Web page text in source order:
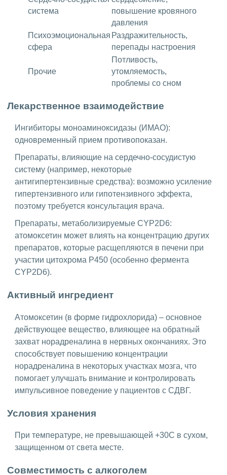
система
повышение кровяного
давления
Психоэмоциональная
сфера
Раздражительность,
перепады настроения
Прочие
Потливость,
утомляемость,
проблемы со сном
Лекарственное взаимодействие
Ингибиторы моноаминоксидазы (ИМАО):
одновременный прием противопоказан.
Препараты, влияющие на сердечно-сосудистую
систему (например, некоторые
антигипертензивные средства): возможно усиление
гипертензивного или гипотензивного эффекта,
поэтому требуется консультация врача.
Препараты, метаболизируемые CYP2D6:
атомоксетин может влиять на концентрацию других
препаратов, которые расщепляются в печени при
участии цитохрома P450 (особенно фермента
CYP2D6).
Активный ингредиент
Атомоксетин (в форме гидрохлорида) – основное
действующее вещество, влияющее на обратный
захват норадреналина в нервных окончаниях. Это
способствует повышению концентрации
норадреналина в некоторых участках мозга, что
помогает улучшать внимание и контролировать
импульсивное поведение у пациентов с СДВГ.
Условия хранения
При температуре, не превышающей +30C в сухом,
защищенном от света месте.
Совместимость с алкоголем